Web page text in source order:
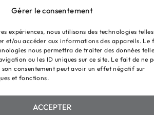
Gérer le consentement
expériences, nous utilisons des technologies
et/ou accéder aux informations des appareils. Le
nous permettra de traiter des données
ou les ID uniques sur ce site. Le fait de ne
consentement peut avoir un effet négatif sur
et fonctions.
ACCEPTER